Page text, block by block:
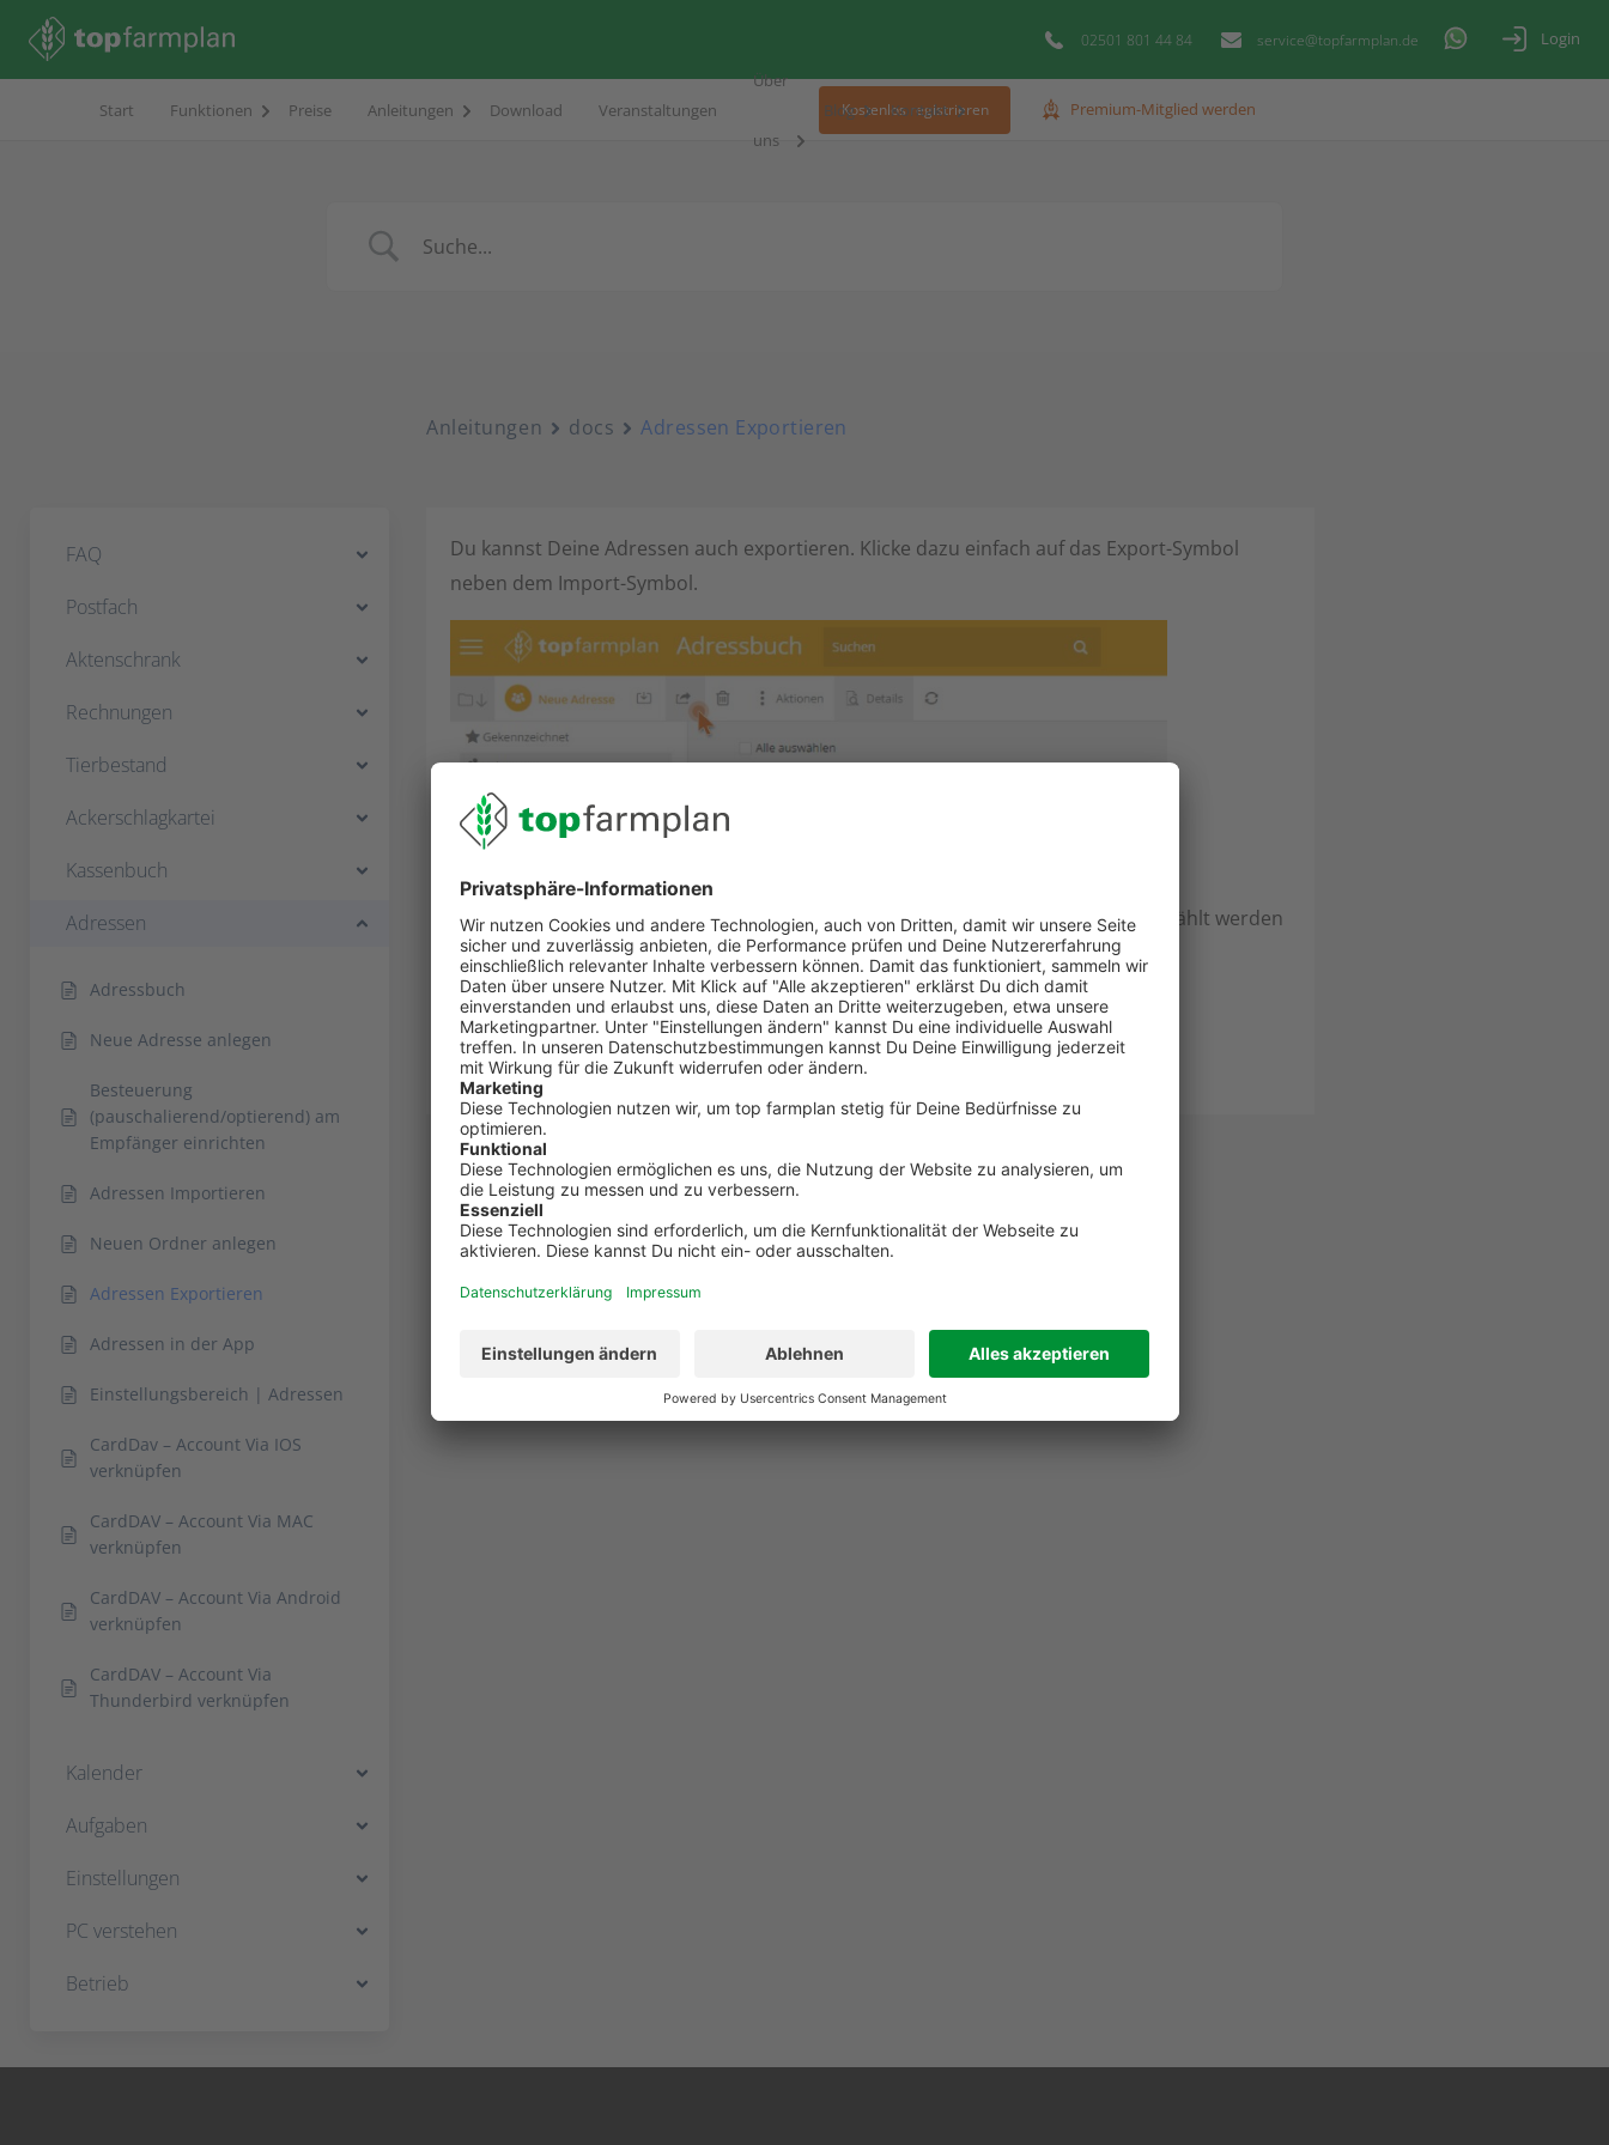
02501 801 44 84 service@topfarmplan.de Login
Start Funktionen Preise Anleitungen Download Veranstaltungen
Über
uns
Blog Kontakt
Kostenlos registrieren Premium-Mitglied werden
FAQ
Postfach
Aktenschrank
Rechnungen
Tierbestand
Ackerschlagkartei
Kassenbuch
Adressen
Adressbuch
Neue Adresse anlegen
Besteuerung
(pauschalierend/optierend) am
Empfänger einrichten
Adressen Importieren
Neuen Ordner anlegen
Adressen Exportieren
Adressen in der App
Einstellungsbereich | Adressen
CardDav – Account Via IOS
verknüpfen
CardDAV – Account Via MAC
verknüpfen
CardDAV – Account Via Android
verknüpfen
CardDAV – Account Via
Thunderbird verknüpfen
Kalender
Aufgaben
Einstellungen
PC verstehen
Betrieb
Anleitungen docs Adressen Exportieren
Du kannst Deine Adressen auch exportieren. Klicke dazu einfach auf das Export-Symbol
neben dem Import-Symbol.
Es öffnet sich ein neues Fenster, in dem die zu exportierenden Adressen ausgewählt werden
können.